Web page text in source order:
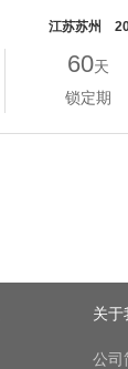
江苏苏州
60天
锁定期
关于
公司